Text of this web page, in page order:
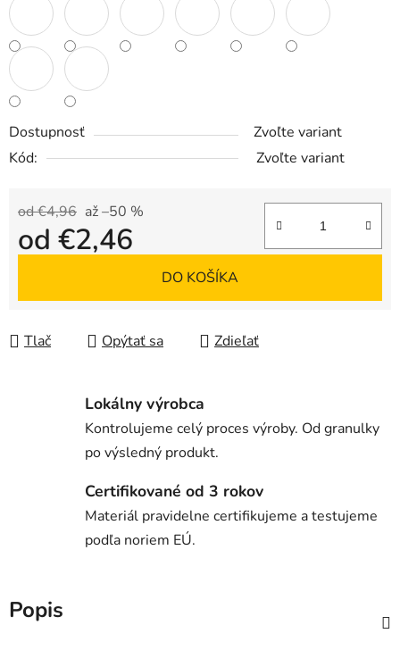
Dostupnosť
Zvoľte variant
Kód:
Zvoľte variant
od €4,96 až –50 %
od €2,46
DO KOŠÍKA
Tlač Opýtať sa Zdieľať
Lokálny výrobca
Kontrolujeme celý proces výroby. Od granulky
po výsledný produkt.
Certifikované od 3 rokov
Materiál pravidelne certifikujeme a testujeme
podľa noriem EÚ.
Popis